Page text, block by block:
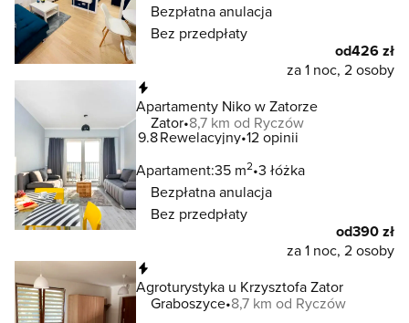
Bezpłatna anulacja
Bez przedpłaty
od426 zł
za 1 noc, 2 osoby
Apartamenty Niko w Zatorze
Zator 8,7 km od Ryczów
9.8Rewelacyjny 12 opinii
Apartament:35 m2 3 łóżka
Bezpłatna anulacja
Bez przedpłaty
od390 zł
za 1 noc, 2 osoby
Agroturystyka u Krzysztofa Zator
Graboszyce 8,7 km od Ryczów